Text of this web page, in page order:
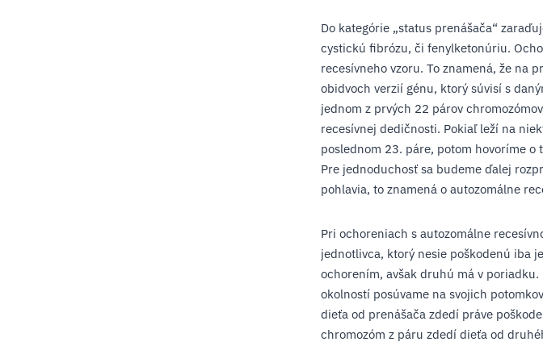
Do kategórie „status prenášača“
cystickú fibrózu, či fenylketonúriu.
recesívneho vzoru. To znamená, že na
obidvoch verzií génu, ktorý súvisí s
jednom z prvých 22 párov
recesívnej dedičnosti. Pokiaľ leží na
poslednom 23. páre, potom hovoríme o
Pre jednoduchosť sa budeme ďalej
pohlavia, to znamená o autozomálne
Pri ochoreniach s autozomálne
jednotlivca, ktorý nesie poškodenú iba
ochorením, avšak druhú má v
okolností posúvame na svojich
dieťa od prenášača zdedí práve
chromozóm z páru zdedí dieťa od